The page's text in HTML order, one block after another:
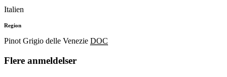
Italien
Region
Pinot Grigio delle Venezie DOC
Flere anmeldelser